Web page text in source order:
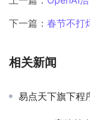
下一篇： 春节不打烊 | 小
相关新闻
易点天下旗下程序化